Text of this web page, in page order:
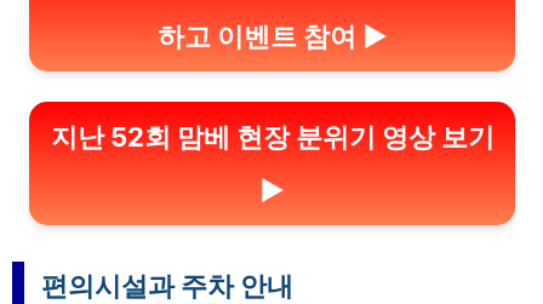
하고 이벤트 참여 ▶
지난 52회 맘베 현장 분위기 영상 보기
▶
편의시설과 주차 안내